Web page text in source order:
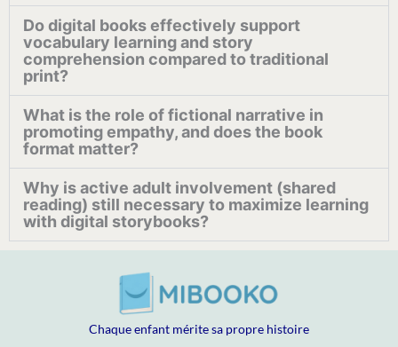
Do digital books effectively support
vocabulary learning and story
comprehension compared to traditional
print?
What is the role of fictional narrative in
promoting empathy, and does the book
format matter?
Why is active adult involvement (shared
reading) still necessary to maximize learning
with digital storybooks?
Chaque enfant mérite sa propre histoire